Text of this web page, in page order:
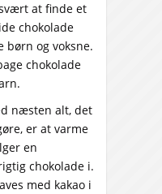
at finde et
chokolade
børn og voksne.
chokolade
næsten alt, det
er at varme
en
chokolade i.
med kakao i